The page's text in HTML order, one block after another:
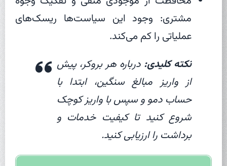
مشتری: وجود این سیاست‌ها ریسک‌های
عملیاتی را کم می‌کند.
نکته کلیدی: درباره هر بروکر، پیش
از واریز مبالغ سنگین، ابتدا با
حساب دمو و سپس با واریز کوچک
شروع کنید تا کیفیت خدمات و
برداشت را ارزیابی کنید.